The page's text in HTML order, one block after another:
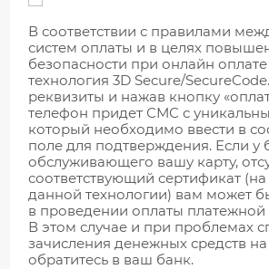
В соответствии с правилами
систем оплаты и в целях
безопасности при онлайн
технология 3D Secure/
реквизиты и нажав кнопку
телефон придет СМС с
который необходимо ввести в
поле для подтверждения. Если у
обслуживающего вашу карту,
соответствующий сертификат
данной технологии) вам может
в проведении оплаты платежной
В этом случае и при проблемах
зачисления денежных средств на
обратитесь в ваш банк.